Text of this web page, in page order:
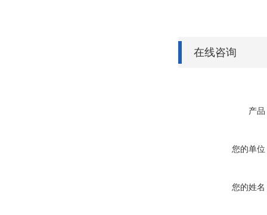
在线咨询
产品
您的单位
您的姓名